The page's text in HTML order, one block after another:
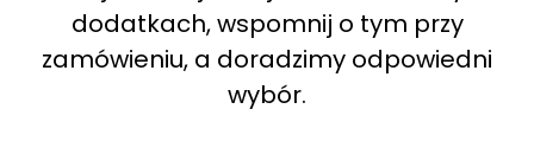
dodatkach, wspomnij o tym przy
zamówieniu, a doradzimy odpowiedni
wybór.